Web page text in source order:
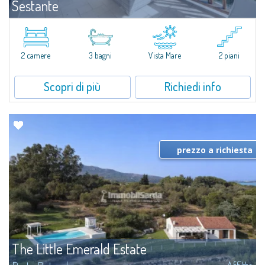
Sestante
Porto Cervo Affitto
​Esclusivo appartamento fronte mare su due livelli, nel cuore della Marina di
Porto Cervo.All’interno de Il Sestante, prestigioso complesso residenziale
immerso in un curato parco condominiale, questa proprietà...
2 camere 3 bagni Vista Mare 2 piani
Scopri di più Richiedi info
The Little Emerald Estate
prezzo a richiesta